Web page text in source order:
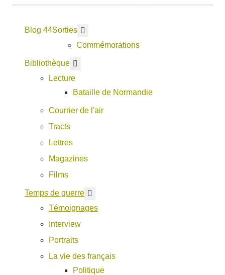
Blog 44Sorties
Commémorations
Bibliothèque
Lecture
Bataille de Normandie
Courrier de l'air
Tracts
Lettres
Magazines
Films
Temps de guerre
Témoignages
Interview
Portraits
La vie des français
Politique